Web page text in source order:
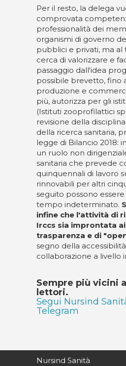
Per il resto, la delega
comprovata
professionalità dei
organismi di governo
pubblici e privati, ma al
cerca di valorizzare e
passaggio dall'idea
possibile brevetto, fino
produzione e
più, autorizza per gli
(Istituti zooprofilattici
revisione della
della ricerca sanitaria,
legge di Bilancio 2018:
un ruolo non
sanitaria che prevede
quinquennali di lavoro
rinnovabili per altri
seguito possono
tempo indeterminato.
infine che l'attività di
Irccs sia improntata
trasparenza e di
segno della
collaborazione a livello
Sempre più vicini
lettori.
Segui Nursind
Telegram
Nursind Sanità